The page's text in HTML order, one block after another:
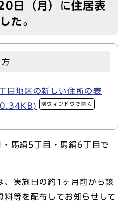
日（月）に住居表
た。
目地区の新しい住所の表
別ウィンドウで開く
馬絹5丁目・馬絹6丁目で
、実施日の約1ヶ月前から該
料等を配布してお知らせして